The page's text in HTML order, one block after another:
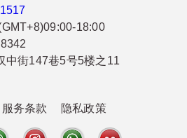
18:00
中街147巷5号5楼之11
服务条款 隐私政策